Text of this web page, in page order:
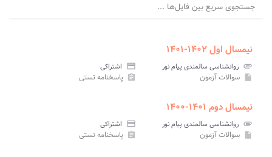
جستجوی سریع بین فایل‌ها ...
نیمسال اول ۱۴۰۲-۱۴۰۱
attachment روانشناسی سالمندی پیام نور credit_card اشتراکی
insert_drive_file سوالات آزمون assignment پاسخنامه تستی
نیمسال دوم ۱۴۰۱-۱۴۰۰
attachment روانشناسی سالمندی پیام نور credit_card اشتراکی
insert_drive_file سوالات آزمون assignment پاسخنامه تستی